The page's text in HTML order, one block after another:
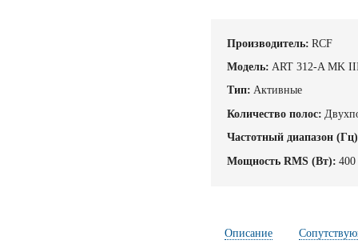
Производитель: RCF
Модель: ART 312-A MK
Тип: Активные
Количество полос:
Частотный диапазон
Мощность RMS (Вт): 400
Описание